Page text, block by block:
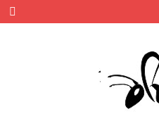
Skip
content